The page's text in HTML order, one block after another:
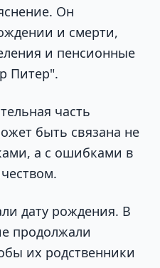
Он
и смерти,
и пенсионные
Питер".
часть
быть связана не
а с ошибками в
дату рождения. В
продолжали
их родственники